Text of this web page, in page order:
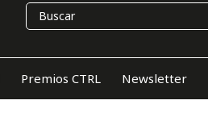
Premios CTRL Newsletter